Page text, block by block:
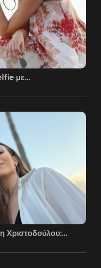
με…
Χριστοδούλου:…